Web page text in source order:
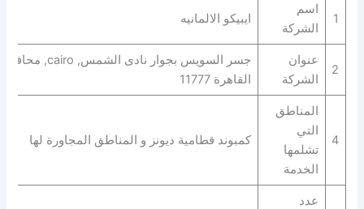
1
اسم
الشركة
ايبيكو الالمانيه
2
عنوان
الشركة
جسر السويس بجوار نادى الشمس, cairo, محافظة
القاهرة‬ 11777
4
المناطق
التي
تشلمها
الخدمة
كمبوند قطامية ديونز و المناطق المجاورة لها
عدد